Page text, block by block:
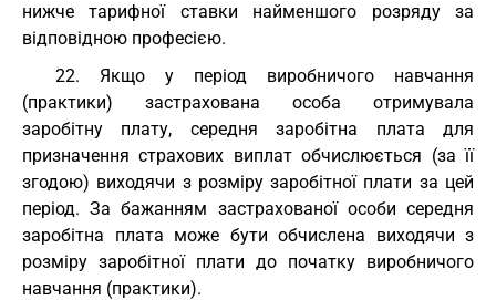
нижче тарифної ставки найменшого розряду за
відповідною професією.
22. Якщо у період виробничого навчання
(практики) застрахована особа отримувала
заробітну плату, середня заробітна плата для
призначення страхових виплат обчислюється (за її
згодою) виходячи з розміру заробітної плати за цей
період. За бажанням застрахованої особи середня
заробітна плата може бути обчислена виходячи з
розміру заробітної плати до початку виробничого
навчання (практики).